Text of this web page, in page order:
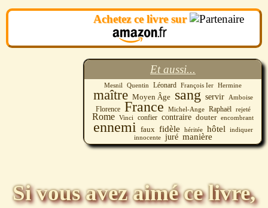
Achetez ce livre sur
Et aussi...
Mesnil Quentin Léonard François Ier Hermine
maître Moyen Âge sang servir Amboise
Florence France Michel-Ange Raphaël rejeté
Rome Vinci confier contraire douter encombrant
ennemi faux fidèle héritée hôtel
indiquer
innocente
juré manière
Si vous avez aimé ce livre,